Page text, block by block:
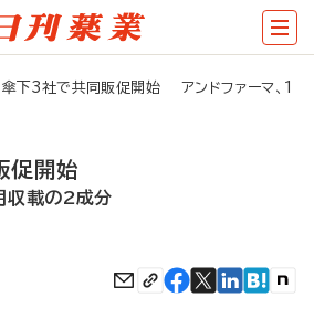
傘下3社で共同販促開始 アンドファーマ、1
促開始
収載の2成分